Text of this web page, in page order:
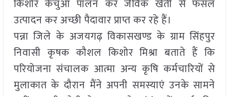
किशोर केंचुआ पालन कर जैविक खेती से फसल
उत्पादन कर अच्छी पैदावार प्राप्त कर रहे हैं।
पन्ना जिले के अजयगढ़ विकासखण्ड के ग्राम सिंहपुर
निवासी कृषक कौशल किशोर मिश्रा बताते हैं कि
परियोजना संचालक आत्मा अन्य कृषि कर्मचारियों से
मुलाकात के दौरान मैंने अपनी समस्याएं उनके सामने